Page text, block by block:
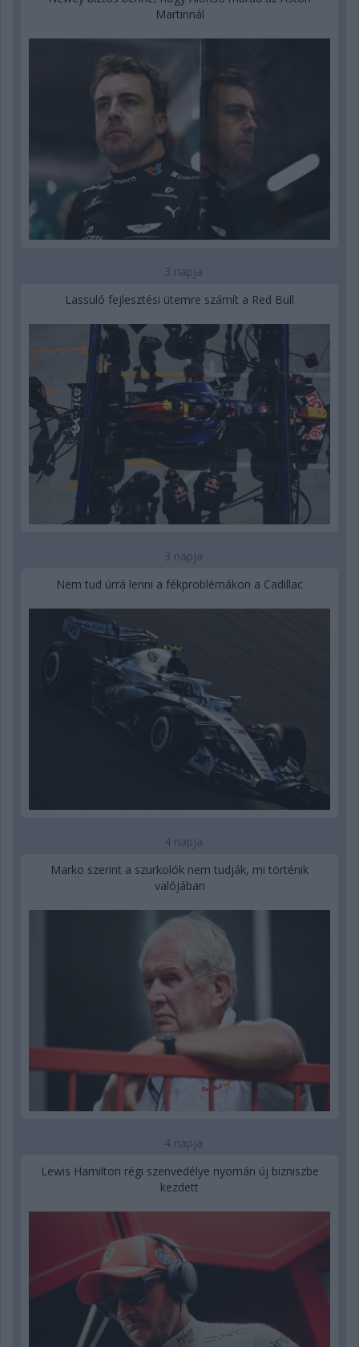
Martinnál
3 napja
Lassuló fejlesztési ütemre számít a Red Bull
3 napja
Nem tud úrrá lenni a fékproblémákon a Cadillac
4 napja
Marko szerint a szurkolók nem tudják, mi történik
valójában
4 napja
Lewis Hamilton régi szenvedélye nyomán új bizniszbe
kezdett